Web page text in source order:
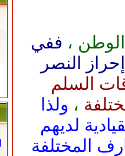
، ففي
النصر
السلم
، ولذا
لديهم
المختلفة